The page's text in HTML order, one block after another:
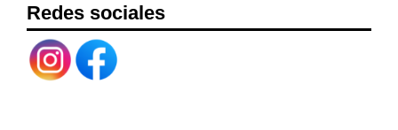
Redes sociales